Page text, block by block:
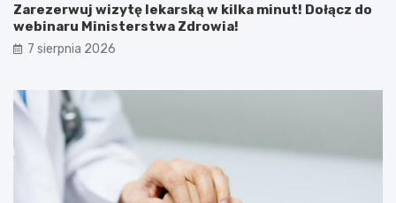
Zarezerwuj wizytę lekarską w kilka minut! Dołącz do
webinaru Ministerstwa Zdrowia!
7 sierpnia 2026